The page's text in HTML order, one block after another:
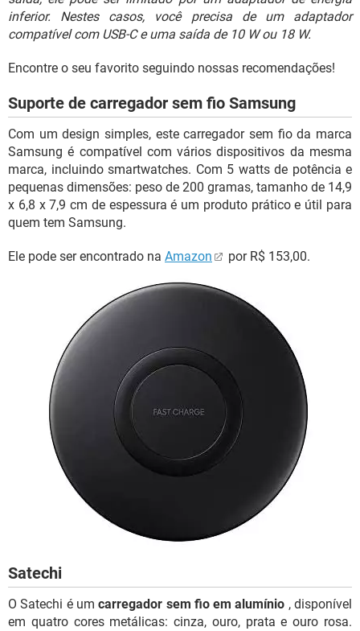
inferior. Nestes casos, você precisa de um adaptador
compatível com USB-C e uma saída de 10 W ou 18 W.
Encontre o seu favorito seguindo nossas recomendações!
Suporte de carregador sem fio Samsung
Com um design simples, este carregador sem fio da marca
Samsung é compatível com vários dispositivos da mesma
marca, incluindo smartwatches. Com 5 watts de potência e
pequenas dimensões: peso de 200 gramas, tamanho de 14,9
x 6,8 x 7,9 cm de espessura é um produto prático e útil para
quem tem Samsung.
Ele pode ser encontrado na Amazon por R$ 153,00.
Satechi
O Satechi é umcarregador sem fio em alumínio , disponível
em quatro cores metálicas: cinza, ouro, prata e ouro rosa.